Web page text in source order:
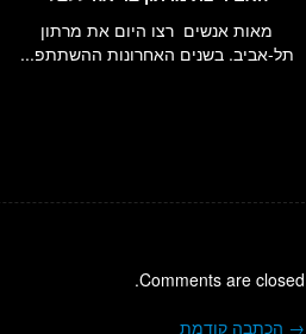
מאות אנשים רצו היום את מרתון
תל-אביב. בשנים האחרונות ההשתתפ...
Comments are closed.
→ הכתבה קודמת